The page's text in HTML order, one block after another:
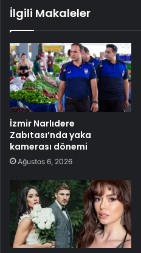
İlgili Makaleler
İzmir Narlıdere
Zabıtası’nda yaka
kamerası dönemi
Ağustos 6, 2026